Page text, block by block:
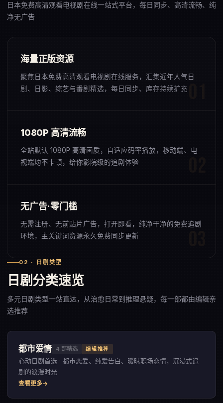
日本免费高清观看电视剧在线一站式平台，每日同步、高清流畅、纯
净无广告
海量正版资源
聚焦日本免费高清观看电视剧在线服务，汇集近年人气日
剧、日影、综艺与番剧精选，每日同步、库存持续扩充
1080P 高清流畅
全站默认 1080P 高清画质，自适应码率播放，移动端、电
视端均不卡顿，给你影院级的追剧体验
无广告·零门槛
无需注册、无前贴片广告，打开即看，纯净干净的免费追剧
环境，主关键词资源永久免费同步更新
02 · 日剧类型
日剧分类速览
多元日剧类型一站直达，从治愈日常到推理悬疑，每一部都由编辑亲
选推荐
都市爱情 4 部精选 编辑推荐
心动日剧首选 · 都市恋爱、纯爱告白、暧昧职场恋情，沉浸式追
剧的浪漫时光
查看更多